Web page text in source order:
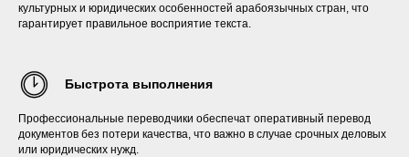
культурных и юридических особенностей арабоязычных стран, что
гарантирует правильное восприятие текста.
Быстрота выполнения
Профессиональные переводчики обеспечат оперативный перевод
документов без потери качества, что важно в случае срочных деловых
или юридических нужд.